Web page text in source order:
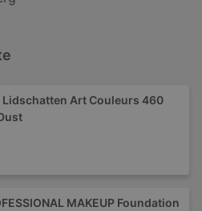
Lidschatten Art Couleurs 460
MAKEUP Foundation